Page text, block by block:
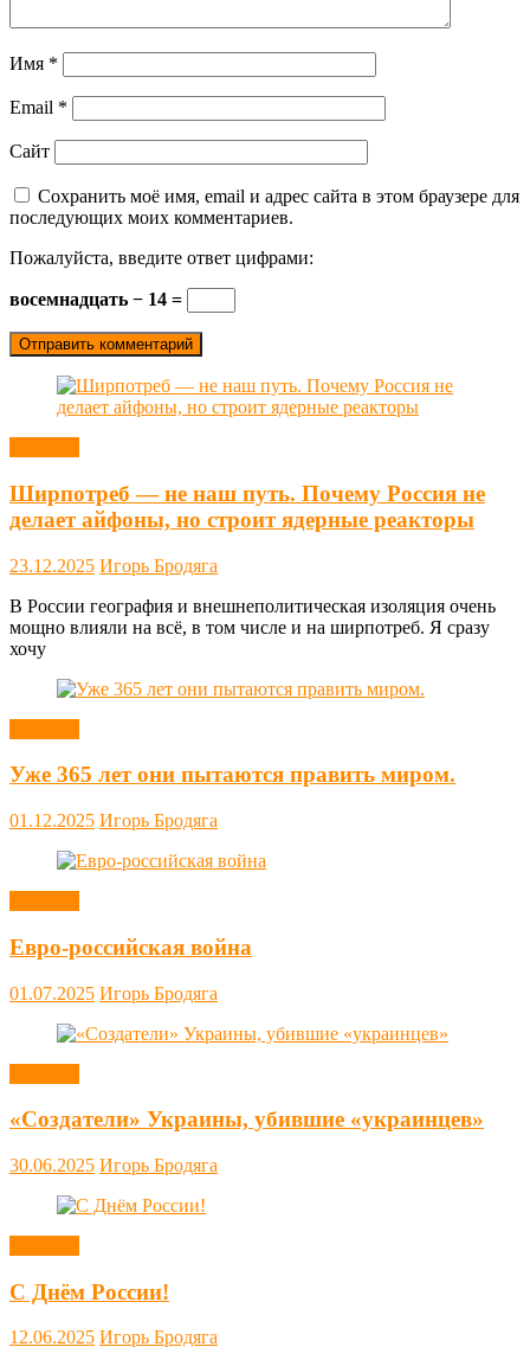
Имя *
Email *
Сайт
Сохранить моё имя, email и адрес сайта в этом браузере для
последующих моих комментариев.
Пожалуйста, введите ответ цифрами:
восемнадцать − 14 =
Ширпотреб — не наш путь. Почему Россия не
делает айфоны, но строит ядерные реакторы
23.12.2025 Игорь Бродяга
В России география и внешнеполитическая изоляция очень
мощно влияли на всё, в том числе и на ширпотреб. Я сразу
хочу
Уже 365 лет они пытаются править миром.
01.12.2025 Игорь Бродяга
Евро-российская война
01.07.2025 Игорь Бродяга
«Создатели» Украины, убившие «украинцев»
30.06.2025 Игорь Бродяга
С Днём России!
12.06.2025 Игорь Бродяга